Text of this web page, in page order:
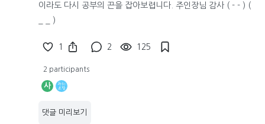
이라도 다시 공부의 끈을 잡아보렵니다. 주인장님 감사 ( - - ) (
_ _ )
1 2 125
2 participants
사
댓글 미리보기